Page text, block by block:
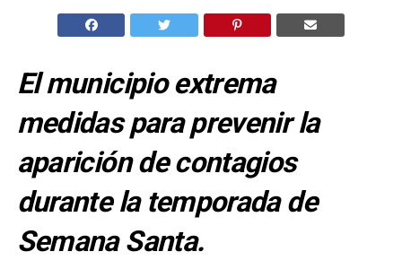
El municipio extrema
medidas para prevenir la
aparición de contagios
durante la temporada de
Semana Santa.